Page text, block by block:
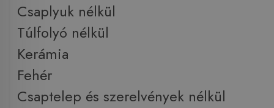
Csaplyuk nélkül
Túlfolyó nélkül
Kerámia
Fehér
Csaptelep és szerelvények nélkül